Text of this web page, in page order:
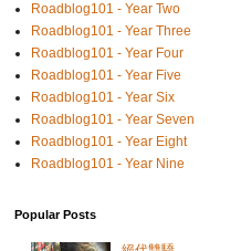
Roadblog101 - Year Two
Roadblog101 - Year Three
Roadblog101 - Year Four
Roadblog101 - Year Five
Roadblog101 - Year Six
Roadblog101 - Year Seven
Roadblog101 - Year Eight
Roadblog101 - Year Nine
Popular Posts